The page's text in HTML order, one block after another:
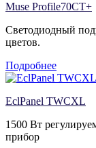
Muse Profile70CT+
Светодиодный
цветов.
Подробнее
EclPanel TWCXL
1500 Вт
прибор